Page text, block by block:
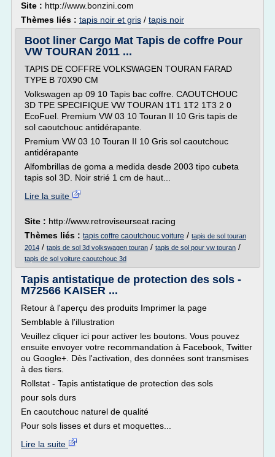
Site : http://www.bonzini.com
Thèmes liés : tapis noir et gris / tapis noir
Boot liner Cargo Mat Tapis de coffre Pour
VW TOURAN 2011 ...
TAPIS DE COFFRE VOLKSWAGEN TOURAN FARAD
TYPE B 70X90 CM
Volkswagen ap 09 10 Tapis bac coffre. CAOUTCHOUC
3D TPE SPECIFIQUE VW TOURAN 1T1 1T2 1T3 2 0
EcoFuel. Premium VW 03 10 Touran II 10 Gris tapis de
sol caoutchouc antidérapante.
Premium VW 03 10 Touran II 10 Gris sol caoutchouc
antidérapante
Alfombrillas de goma a medida desde 2003 tipo cubeta
tapis sol 3D. Noir strié 1 cm de haut...
Lire la suite
Site : http://www.retroviseurseat.racing
Thèmes liés : tapis coffre caoutchouc voiture / tapis de sol touran
2014 / tapis de sol 3d volkswagen touran / tapis de sol pour vw touran /
tapis de sol voiture caoutchouc 3d
Tapis antistatique de protection des sols -
M72566 KAISER ...
Retour à l'aperçu des produits Imprimer la page
Semblable à l'illustration
Veuillez cliquer ici pour activer les boutons. Vous pouvez
ensuite envoyer votre recommandation à Facebook, Twitter
ou Google+. Dès l'activation, des données sont transmises
à des tiers.
Rollstat - Tapis antistatique de protection des sols
pour sols durs
En caoutchouc naturel de qualité
Pour sols lisses et durs et moquettes...
Lire la suite